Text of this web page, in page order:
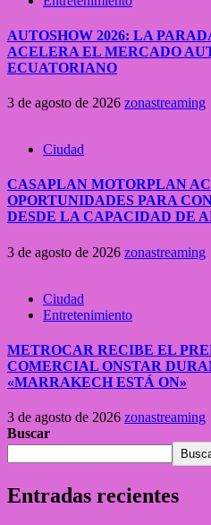
AUTOSHOW 2026: LA
ACELERA EL MERCADO
ECUATORIANO
3 de agosto de 2026 zonastreaming
Ciudad
CASAPLAN MOTORPLAN
OPORTUNIDADES PARA
DESDE LA CAPACIDAD DE
3 de agosto de 2026 zonastreaming
Ciudad
Entretenimiento
METROCAR RECIBE EL
COMERCIAL ONSTAR
«MARRAKECH ESTÁ ON»
3 de agosto de 2026 zonastreaming
Buscar
Entradas recientes